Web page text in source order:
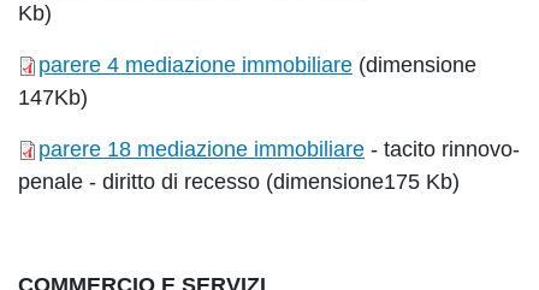
Kb)
parere 4 mediazione immobiliare (dimensione
147Kb)
parere 18 mediazione immobiliare - tacito rinnovo-
penale - diritto di recesso (dimensione175 Kb)
COMMERCIO E SERVIZI